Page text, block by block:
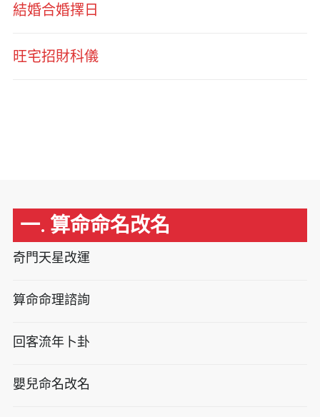
結婚合婚擇日
旺宅招財科儀
一. 算命命名改名
奇門天星改運
算命命理諮詢
回客流年卜卦
嬰兒命名改名